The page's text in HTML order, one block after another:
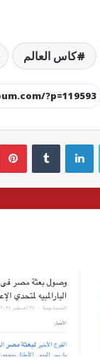
كاس العالم
لينكدإن